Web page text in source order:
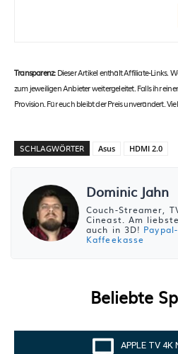
Transparenz:Dieser Artikel enthält Affiliate-Links.
zum jeweiligen Anbieter weitergeleitet. Falls ihr
Provision. Für euch bleibt der Preis unverändert.
SCHLAGWÖRTER Asus HDMI 2.0
Dominic Jahn
Couch-Streamer,
Cineast. Am
auch in 3D!
Kaffeekasse
Beliebte
APPLE TV 4K